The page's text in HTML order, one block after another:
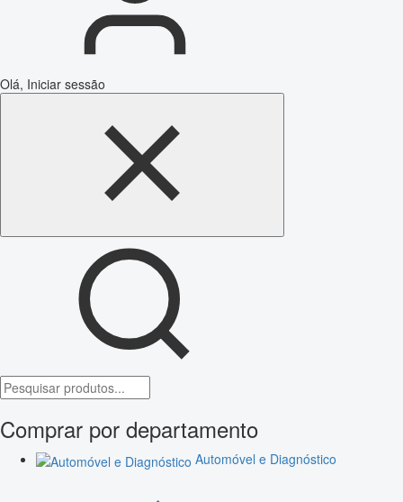
Olá, Iniciar sessão
Comprar por departamento
Automóvel e Diagnóstico